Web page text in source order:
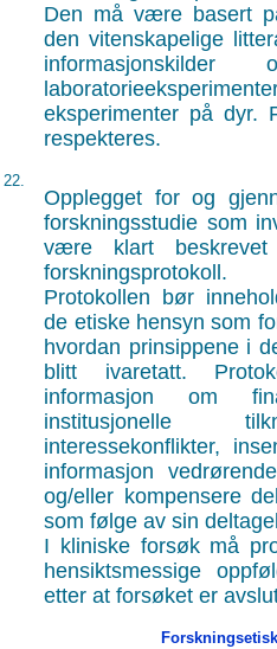
Den må være basert
den vitenskapelige
eksperimenter på dyr.
respekteres.
22.
Opplegget for og
forskningsstudie som
være klart
forskningsprotokoll.
Protokollen bør
de etiske hensyn som
hvordan prinsippene i
blitt ivaretatt.
informasjon om
institusjonelle
interessekonflikter,
informasjon
og/eller kompensere
som følge av sin
I kliniske forsøk må
hensiktsmessige
etter at forsøket er